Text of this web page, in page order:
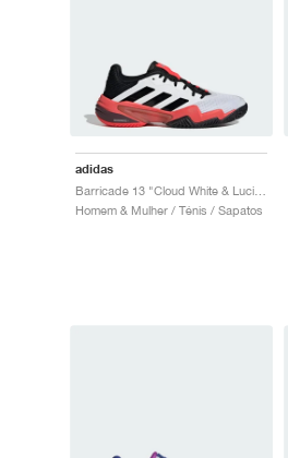
adidas
Homem & Mulher / Ténis / Sapatos